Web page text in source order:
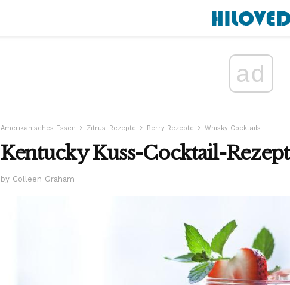
ad
Amerikanisches Essen Zitrus-Rezepte Berry Rezepte Whisky Cocktails
Kentucky Kuss-Cocktail-Rezept
by Colleen Graham